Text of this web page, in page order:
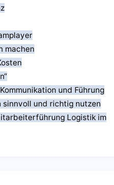
machen
und Führung
und richtig nutzen
Logistik im